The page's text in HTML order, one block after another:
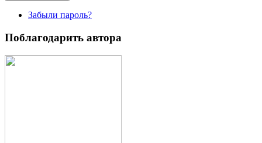
Забыли пароль?
Поблагодарить автора